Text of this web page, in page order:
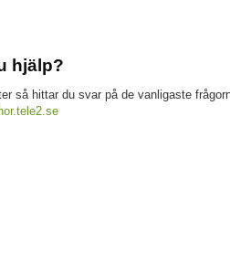
hjälp?
så hittar du svar på de vanligaste